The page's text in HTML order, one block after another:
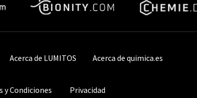
Acerca de LUMITOS Acerca de quimica.es
y Condiciones Privacidad